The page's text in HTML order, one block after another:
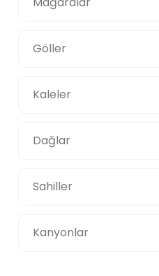
Göller
Kaleler
Dağlar
Sahiller
Kanyonlar